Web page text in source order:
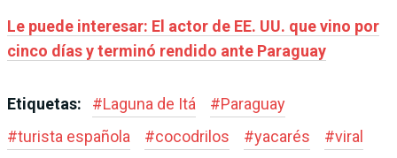
Le puede interesar: El actor de EE. UU. que vino por
cinco días y terminó rendido ante Paraguay
Etiquetas: #Laguna de Itá #Paraguay
#turista española #cocodrilos #yacarés #viral